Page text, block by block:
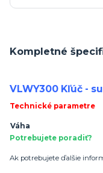
Kompletné
VLWY300 Kľúč -
Technické parametre
Váha
Potrebujete poradiť?
Ak potrebujete ďalšie